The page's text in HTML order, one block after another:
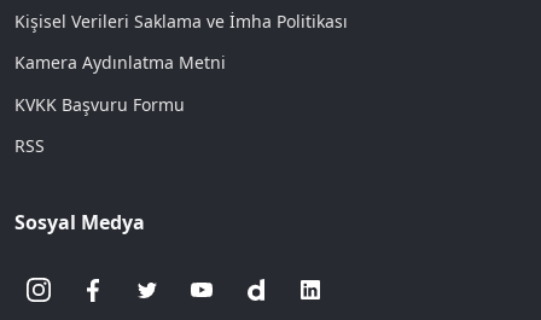
Kişisel Verileri Saklama ve İmha Politikası
Kamera Aydınlatma Metni
KVKK Başvuru Formu
RSS
Sosyal Medya